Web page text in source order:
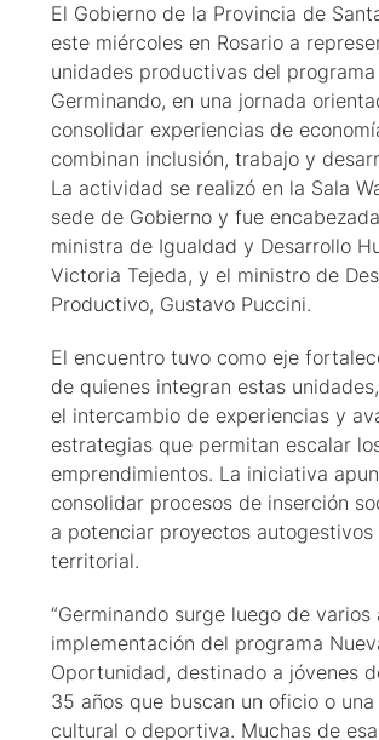
El Gobierno de la Provincia de
este miércoles en Rosario a
unidades productivas del programa
Germinando, en una jornada
consolidar experiencias de
combinan inclusión, trabajo y
La actividad se realizó en la Sala
sede de Gobierno y fue
ministra de Igualdad y Desarrollo
Victoria Tejeda, y el ministro de
Productivo, Gustavo Puccini.
El encuentro tuvo como eje
de quienes integran estas
el intercambio de experiencias y
estrategias que permitan escalar
emprendimientos. La iniciativa
consolidar procesos de inserción
a potenciar proyectos
territorial.
“Germinando surge luego de varios
implementación del programa
Oportunidad, destinado a jóvenes
35 años que buscan un oficio o
cultural o deportiva. Muchas de